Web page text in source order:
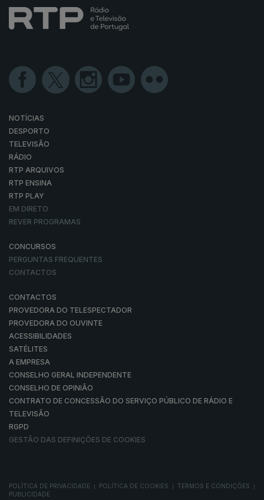
NOTÍCIAS
DESPORTO
TELEVISÃO
RÁDIO
RTP ARQUIVOS
RTP ENSINA
RTP PLAY
EM DIRETO
REVER PROGRAMAS
CONCURSOS
PERGUNTAS FREQUENTES
CONTACTOS
CONTACTOS
PROVEDORA DO TELESPECTADOR
PROVEDORA DO OUVINTE
ACESSIBILIDADES
SATÉLITES
A EMPRESA
CONSELHO GERAL INDEPENDENTE
CONSELHO DE OPINIÃO
CONTRATO DE CONCESSÃO DO SERVIÇO PÚBLICO DE RÁDIO E
TELEVISÃO
RGPD
GESTÃO DAS DEFINIÇÕES DE COOKIES
POLÍTICA DE PRIVACIDADE POLÍTICA DE COOKIES TERMOS E CONDIÇÕES
PUBLICIDADE